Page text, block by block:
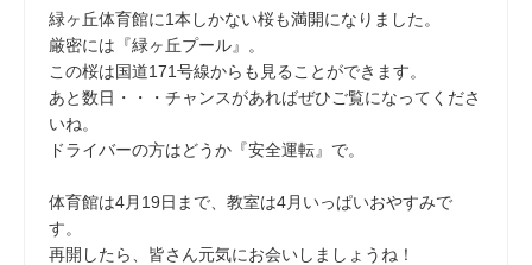
緑ヶ丘体育館に1本しかない桜も満開になりました。
厳密には『緑ヶ丘プール』。
この桜は国道171号線からも見ることができます。
あと数日・・・チャンスがあればぜひご覧になってくださ
いね。
ドライバーの方はどうか『安全運転』で。
体育館は4月19日まで、教室は4月いっぱいおやすみで
す。
再開したら、皆さん元気にお会いしましょうね！